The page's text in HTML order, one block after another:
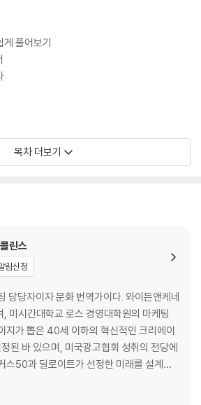
풀어보기
의미
목차 더보기
린스
림신청
담당자이자 문화 번역가이다. 와이든앤케네
미시간대학교 로스 경영대학원의 마케팅
지가 뽑은 40세 이하의 혁신적인 크리에이
된 바 있으며, 미국광고협회 성취의 전당에
스50과 딜로이트가 선정한 미래를 설계할
디어를 가진 사상가 30인으로 구성된 2023
다. 구글의 ‘리얼톤’ 기술, 메이드 인 아메